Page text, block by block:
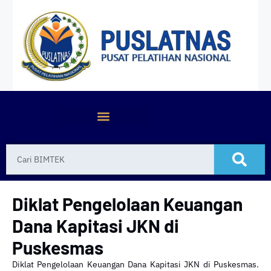
Diklat Pengelolaan Keuangan
Dana Kapitasi JKN di
Puskesmas
Diklat Pengelolaan Keuangan Dana Kapitasi JKN di Puskesmas.